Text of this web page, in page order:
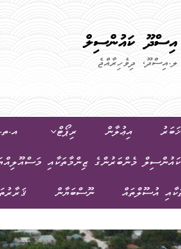
އިސްދޫ ކައުންސިލް
ލ.އިސްދޫ، ދިވެހިރާއްޖެ
ޚަބަރު އިޢުލާން ރިޕޯޓް
ކައުންސިލް މެންބަރުންގެ ޒިންމާތަކާއި
އުސޫލްތައް
ނޫސްބަޔާން